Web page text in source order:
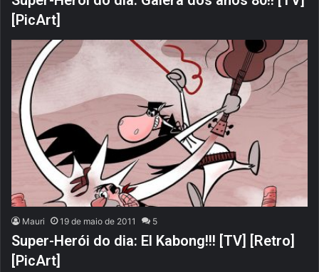
[PicArt]
Mauri 19 de maio de 2011 5
Super-Herói do dia: El Kabong!!! [TV] [Retro]
[PicArt]